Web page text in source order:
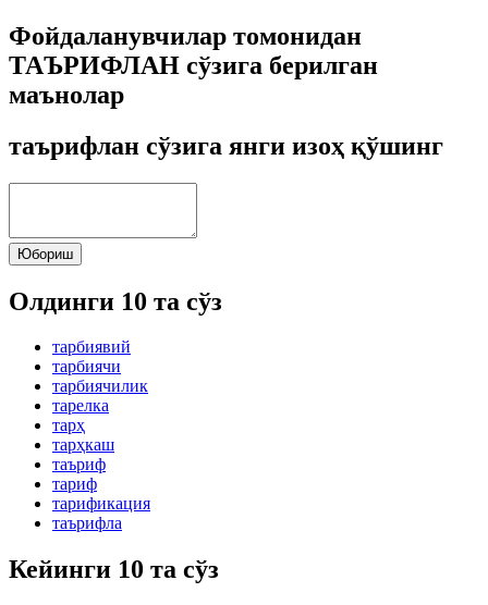
Фойдаланувчилар томонидан
ТАЪРИФЛАН сўзига берилган
маънолар
таърифлан сўзига янги изоҳ қўшинг
Юбориш
Олдинги 10 та сўз
тарбиявий
тарбиячи
тарбиячилик
тарелка
тарҳ
тарҳкаш
таъриф
тариф
тарификация
таърифла
Кейинги 10 та сўз